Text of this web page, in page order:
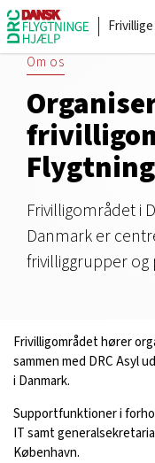
Frivillige
Om os
Frivilligområdet i
Danmark er
frivilliggrupper
Frivilligområdet hører
sammen med DRC Asyl
i Danmark.
Supportfunktioner i
IT samt
København.